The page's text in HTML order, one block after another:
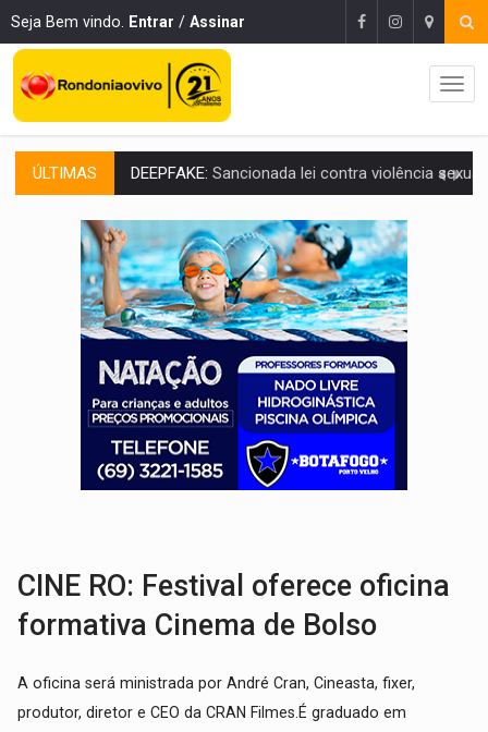
Seja Bem vindo. Entrar / Assinar
ÚLTIMAS COLEGIADO:Brasil e Rússia discutem energia nuclear, defesa e
URGENTE:Colisão entre caminhão e carro deixa quatro mortos e um em
ENCONTRO:Amazônia Negra ganha projeção nacional com participação de
PREVISÃO:Porto Velho tem chances de chuvas isoladas nesta
SINDICATOS UNIDOS:Assembleia Geral delibera greve da educação
PROCESSO SELETIVO:Rondoniaovivo abre oficina de Comunicação com
AGOSTO LILÁS:MPRO lança de portal e promove reflexão sobre trajetória da
REGULARIZAÇÃO:Refis 2026 segue até o fim do ano para
CINE RO: Festival oferece oficina
formativa Cinema de Bolso
A oficina será ministrada por André Cran, Cineasta, fixer,
produtor, diretor e CEO da CRAN Filmes.É graduado em